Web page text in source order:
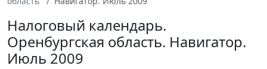
Налоговый календарь.
Оренбургская область. Навигатор.
Июль 2009